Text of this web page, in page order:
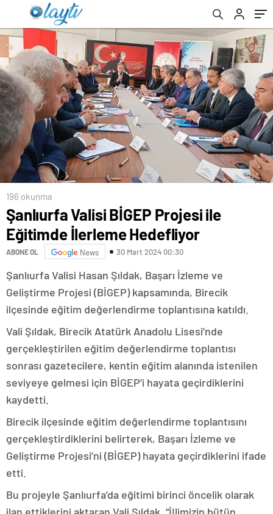
196 okunma
Şanlıurfa Valisi BİGEP Projesi ile
Eğitimde İlerleme Hedefliyor
ABONE OL News 30 Mart 2024 00:30
Şanlıurfa Valisi Hasan Şıldak, Başarı İzleme ve
Geliştirme Projesi (BİGEP) kapsamında, Birecik
ilçesinde eğitim değerlendirme toplantısına katıldı.
Vali Şıldak, Birecik Atatürk Anadolu Lisesi’nde
gerçekleştirilen eğitim değerlendirme toplantısı
sonrası gazetecilere, kentin eğitim alanında istenilen
seviyeye gelmesi için BİGEP’i hayata geçirdiklerini
kaydetti.
Birecik ilçesinde eğitim değerlendirme toplantısını
gerçekleştirdiklerini belirterek, Başarı İzleme ve
Geliştirme Projesi’ni (BİGEP) hayata geçirdiklerini ifade
etti.
Bu projeyle Şanlıurfa’da eğitimi birinci öncelik olarak